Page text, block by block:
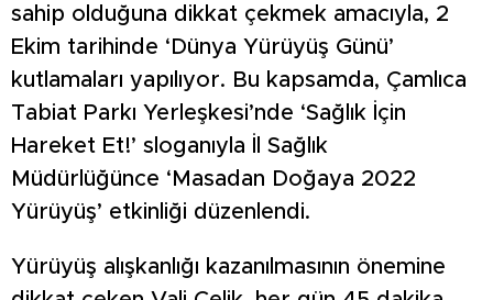
sahip olduğuna dikkat çekmek amacıyla, 2
Ekim tarihinde ‘Dünya Yürüyüş Günü’
kutlamaları yapılıyor. Bu kapsamda, Çamlıca
Tabiat Parkı Yerleşkesi’nde ‘Sağlık İçin
Hareket Et!’ sloganıyla İl Sağlık
Müdürlüğünce ‘Masadan Doğaya 2022
Yürüyüş’ etkinliği düzenlendi.
Yürüyüş alışkanlığı kazanılmasının önemine